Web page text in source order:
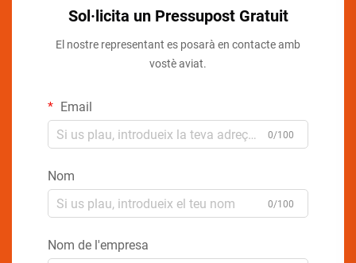
Sol·licita un Pressupost Gratuit
El nostre representant es posarà en contacte amb
vostè aviat.
Email
0/100
Nom
0/100
Nom de l'empresa